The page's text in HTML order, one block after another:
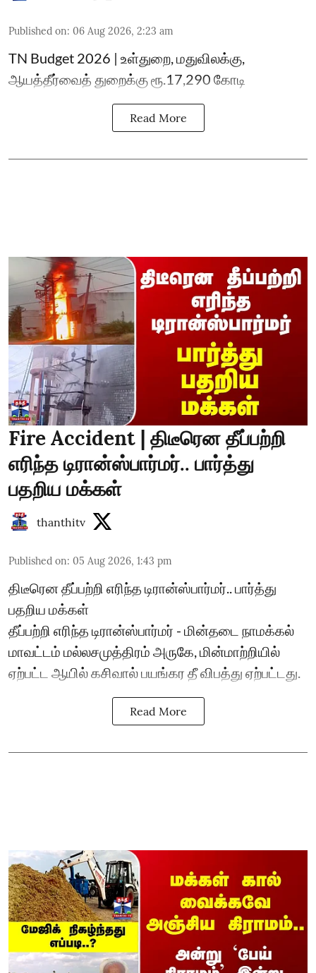
Published on: 06 Aug 2026, 2:23 am
TN Budget 2026 | உள்துறை, மதுவிலக்கு,
ஆயத்தீர்வைத் துறைக்கு ரூ.17,290 கோடி
Read More
Fire Accident | திடீரென தீப்பற்றி
எரிந்த டிரான்ஸ்பார்மர்.. பார்த்து
பதறிய மக்கள்
thanthitv
Published on: 05 Aug 2026, 1:43 pm
திடீரென தீப்பற்றி எரிந்த டிரான்ஸ்பார்மர்.. பார்த்து
பதறிய மக்கள்
தீப்பற்றி எரிந்த டிரான்ஸ்பார்மர் - மின்தடை நாமக்கல்
மாவட்டம் மல்லசமுத்திரம் அருகே, மின்மாற்றியில்
ஏற்பட்ட ஆயில் கசிவால் பயங்கர தீ விபத்து ஏற்பட்டது.
Read More